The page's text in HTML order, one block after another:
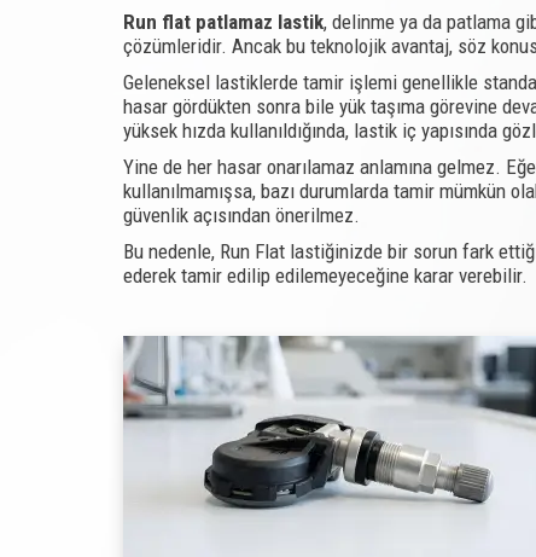
Run flat patlamaz lastik, delinme ya da patlama
çözümleridir. Ancak bu teknolojik avantaj, söz
Geleneksel lastiklerde tamir işlemi genellikle
hasar gördükten sonra bile yük taşıma görevine
yüksek hızda kullanıldığında, lastik iç yapısında
Yine de her hasar onarılamaz anlamına gelmez.
kullanılmamışsa, bazı durumlarda tamir mümkün
güvenlik açısından önerilmez.
Bu nedenle, Run Flat lastiğinizde bir sorun fark
ederek tamir edilip edilemeyeceğine karar verebilir.